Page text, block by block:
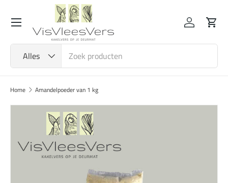
Ga naar inhoud
Zoeken
Alles
Inloggen
Menu
Home Amandelpoeder van 1 kg